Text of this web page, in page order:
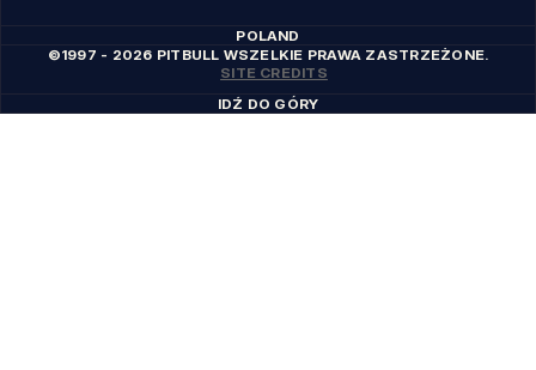
POLAND
©1997 - 2026 PITBULL WSZELKIE PRAWA ZASTRZEŻONE.
SITE CREDITS
IDŹ DO GÓRY